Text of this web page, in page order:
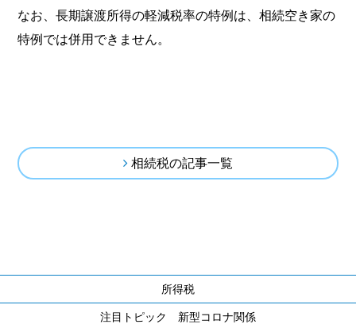
なお、長期譲渡所得の軽減税率の特例は、相続空き家の
特例では併用できません。
相続税の記事一覧
所得税
注目トピック 新型コロナ関係